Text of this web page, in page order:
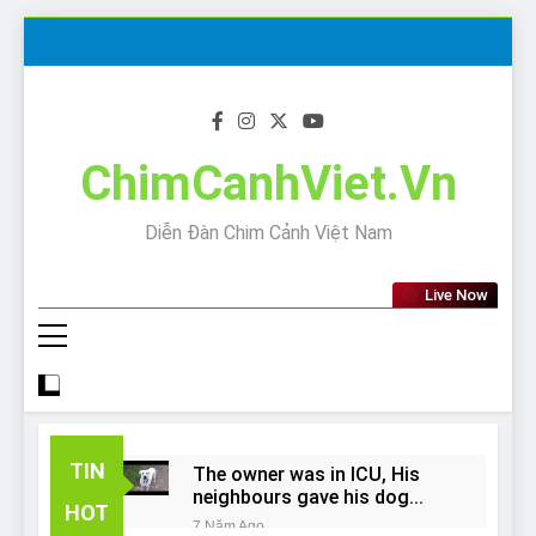
ChimCanhViet.Vn
Diễn Đàn Chim Cảnh Việt Nam
Live Now
TIN
HOT
The owner was in ICU, His
neighbours gave his dog
away!
7 Năm Ago